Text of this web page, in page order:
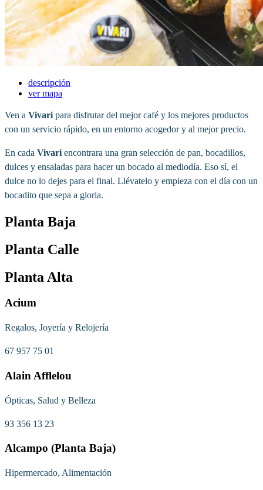
descripción
ver mapa
Ven a Vivari para disfrutar del mejor café y los mejores productos
con un servicio rápido, en un entorno acogedor y al mejor precio.
En cada Vivari encontrara una gran selección de pan, bocadillos,
dulces y ensaladas para hacer un bocado al mediodía. Eso sí, el
dulce no lo dejes para el final. Llévatelo y empieza con el día con un
bocadito que sepa a gloria.
Planta Baja
Planta Calle
Planta Alta
Acium
Regalos, Joyería y Relojería
67 957 75 01
Alain Afflelou
Ópticas, Salud y Belleza
93 356 13 23
Alcampo (Planta Baja)
Hipermercado, Alimentación